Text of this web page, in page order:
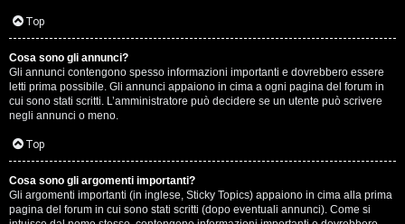
Top
Cosa sono gli annunci?
Gli annunci contengono spesso informazioni importanti e dovrebbero essere
letti prima possibile. Gli annunci appaiono in cima a ogni pagina del forum in
cui sono stati scritti. L’amministratore può decidere se un utente può scrivere
negli annunci o meno.
Top
Cosa sono gli argomenti importanti?
Gli argomenti importanti (in inglese, Sticky Topics) appaiono in cima alla prima
pagina del forum in cui sono stati scritti (dopo eventuali annunci). Come si
i
a
c
e
e
c
o